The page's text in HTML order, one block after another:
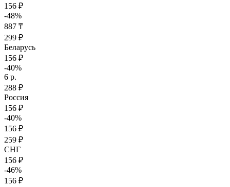
156 ₽
-48%
887 ₸
299 ₽
Беларусь
156 ₽
-40%
6 р.
288 ₽
Россия
156 ₽
-40%
156 ₽
259 ₽
СНГ
156 ₽
-46%
156 ₽